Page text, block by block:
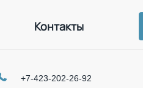
Контакты
+7-423-202-26-92